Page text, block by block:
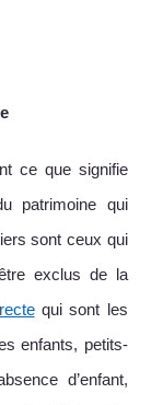
ce que signifie
patrimoine qui
sont ceux qui
exclus de la
qui sont les
enfants, petits-
d’enfant,